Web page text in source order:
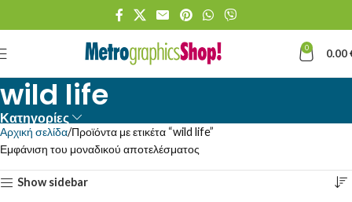
0 0.00
wild life
Κατηγορίες
Αρχική σελίδα Προϊόντα με ετικέτα “wild life”
Εμφάνιση του μοναδικού αποτελέσματος
Show sidebar